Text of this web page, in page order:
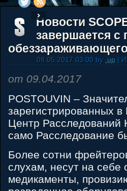
Новости
завершается
08.05.2017 03:00 by .up |
от 09.04.2017
POSTOUVIN –
зарегистрированных
Центр Расследований
само Расследование
Более сотни
слухам, несут на себе
медикаменты,